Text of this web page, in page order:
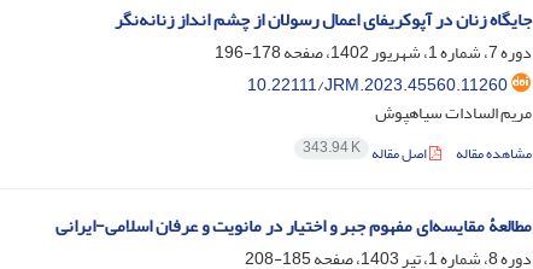
جایگاه زنان در آپوکریفای اعمال رسولان از چشم انداز زنانه‌نگر
دوره 7، شماره 1، شهریور 1402، صفحه
178-196
10.22111/JRM.2023.45560.11260
مریم السادات سیاهپوش
مشاهده مقاله اصل مقاله 343.94 K
مطالعۀ مقایسه‌ای مفهوم جبر و اختیار در مانویت و عرفان اسلامی-ایرانی
دوره 8، شماره 1، تیر 1403، صفحه 185-208